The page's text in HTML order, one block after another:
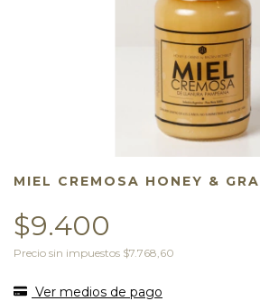
MIEL CREMOSA HONEY &
$9.400
Precio sin impuestos $7.768,60
Ver medios de pago